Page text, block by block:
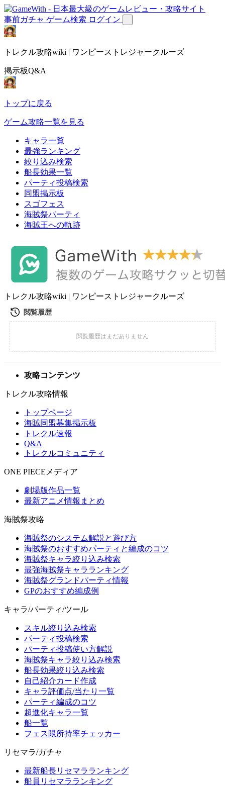
事前ガチャ ゲーム検索 ログイン
トレクル攻略wiki | ワンピーストレジャークルーズ
掲示板Q&A
トップに戻る
ゲーム攻略一覧を見る
キャラ一覧
最強ランキング
絞り込み検索
船長効果一覧
パーティ投稿検索
同盟掲示板
スゴフェス
海賊祭パーティ
海賊王への軌跡
トレクル攻略wiki | ワンピーストレジャークルーズ
攻略コンテンツ
トレクル攻略情報
トップページ
海賊同盟募集掲示板
トレクル速報
Q&A
トレクルコミュニティ
ONE PIECEメディア
劇場版作品一覧
最新アニメ情報まとめ
海賊祭攻略
海賊祭のシステム解説と遊び方
海賊祭のおすすめパーティと編成のコツ
海賊祭キャラ絞り込み検索
最強海賊祭キャラランキング
海賊祭グランドパーティ情報
GPのおすすめ編成例
キャラ/パーティ/ツール
スキル絞り込み検索
パーティ投稿検索
パーティ投稿使い方解説
海賊祭キャラ絞り込み検索
船長効果絞り込み検索
自己紹介カード作成
キャラ評価点/当たり一覧
パーティ編成のコツ
超進化キャラ一覧
船一覧
フェス限所持率チェッカー
リセマラ/ガチャ
最新船長リセマラランキング
船員リセマラランキング